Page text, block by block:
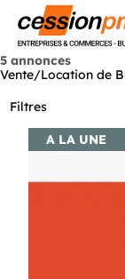
5 annonces
Vente/Location de
Filtres
A LA UNE